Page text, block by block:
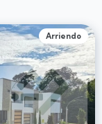
Arriendo